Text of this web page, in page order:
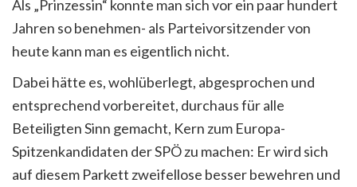
Als „Prinzessin“ konnte man sich vor ein paar hundert
Jahren so benehmen- als Parteivorsitzender von
heute kann man es eigentlich nicht.
Dabei hätte es, wohlüberlegt, abgesprochen und
entsprechend vorbereitet, durchaus für alle
Beteiligten Sinn gemacht, Kern zum Europa-
Spitzenkandidaten der SPÖ zu machen: Er wird sich
auf diesem Parkett zweifellose besser bewehren und